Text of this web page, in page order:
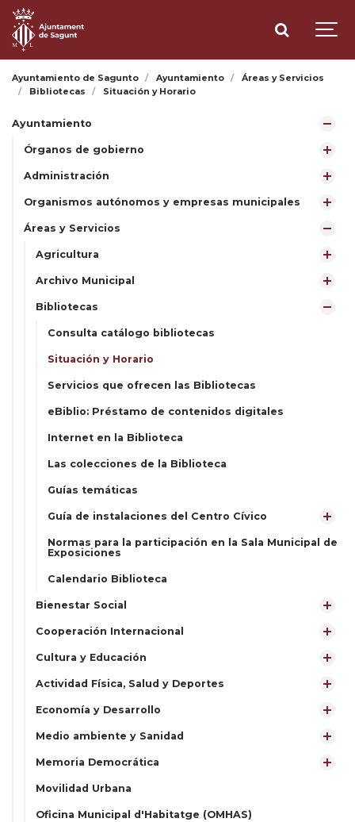
Ayuntamiento de Sagunto Ayuntamiento
Áreas y Servicios
Bibliotecas
Situación y Horario
Ayuntamiento
Órganos de gobierno
Administración
Organismos autónomos y empresas municipales
Áreas y Servicios
Agricultura
Archivo Municipal
Bibliotecas
Consulta catálogo bibliotecas
Situación y Horario
Servicios que ofrecen las Bibliotecas
eBiblio: Préstamo de contenidos digitales
Internet en la Biblioteca
Las colecciones de la Biblioteca
Guías temáticas
Guía de instalaciones del Centro Cívico
Normas para la participación en la Sala Municipal de
Exposiciones
Calendario Biblioteca
Bienestar Social
Cooperación Internacional
Cultura y Educación
Actividad Física, Salud y Deportes
Economía y Desarrollo
Medio ambiente y Sanidad
Memoria Democrática
Movilidad Urbana
Oficina Municipal d'Habitatge (OMHAS)